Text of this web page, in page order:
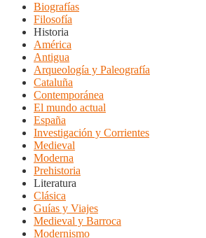
Biografías
Filosofía
Historia
América
Antigua
Arqueología y Paleografía
Cataluña
Contemporánea
El mundo actual
España
Investigación y Corrientes
Medieval
Moderna
Prehistoria
Literatura
Clásica
Guías y Viajes
Medieval y Barroca
Modernismo